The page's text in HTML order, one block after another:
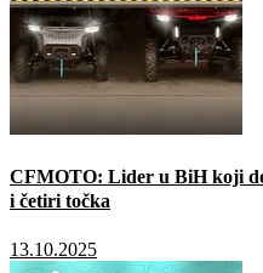
CFMOTO: Lider u BiH koji
i četiri točka
13.10.2025